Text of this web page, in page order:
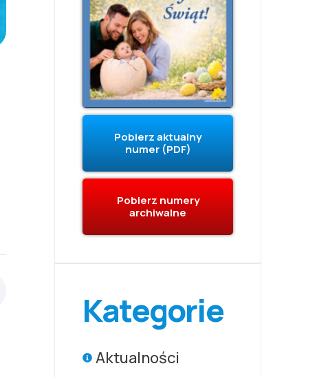
Pobierz aktualny
numer (PDF)
Pobierz numery
archiwalne
Kategorie
Aktualności